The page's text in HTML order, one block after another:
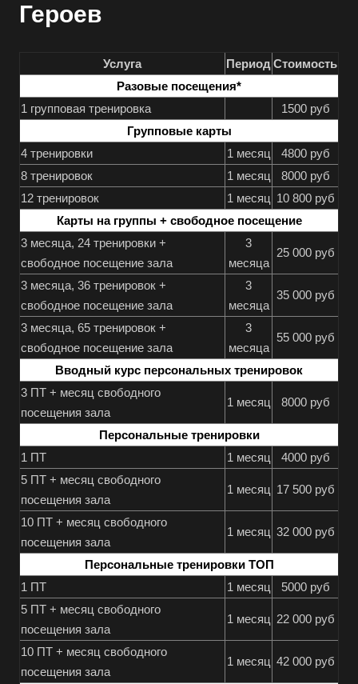
Героев
Услуга Период Стоимость
Разовые посещения*
1 групповая тренировка
1500 руб
Групповые карты
4 тренировки
1 месяц
4800 руб
8 тренировок
1 месяц
8000 руб
12 тренировок
1 месяц 10 800 руб
Карты на группы + свободное посещение
3 месяца, 24 тренировки +
свободное посещение зала
3
месяца
25 000 руб
3 месяца, 36 тренировок +
свободное посещение зала
3
месяца
35 000 руб
3 месяца, 65 тренировок +
свободное посещение зала
3
месяца
55 000 руб
Вводный курс персональных тренировок
3 ПТ + месяц свободного
посещения зала
1 месяц 8000 руб
Персональные тренировки
1 ПТ
1 месяц
4000 руб
5 ПТ + месяц свободного
посещения зала
1 месяц 17 500 руб
10 ПТ + месяц свободного
посещения зала
1 месяц 32 000 руб
Персональные тренировки ТОП
1 ПТ
1 месяц
5000 руб
5 ПТ + месяц свободного
посещения зала
1 месяц 22 000 руб
10 ПТ + месяц свободного
посещения зала
1 месяц 42 000 руб